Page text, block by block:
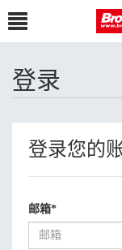
登录
登录您的
邮箱*